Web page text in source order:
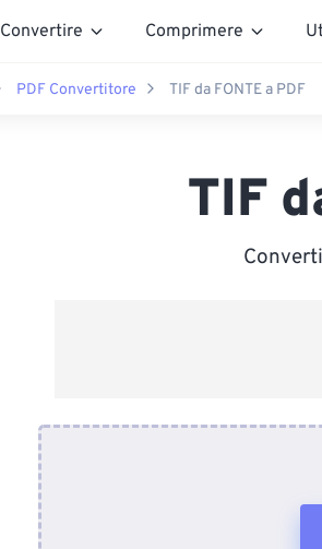
Convertire Comprimere
PDF Convertitore TIF da FONTE a PDF
TIF